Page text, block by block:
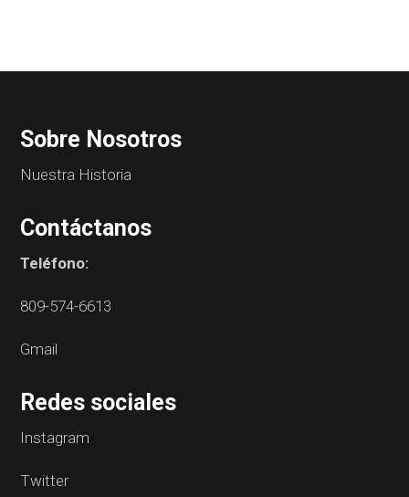
Sobre Nosotros
Nuestra Historia
Contáctanos
Teléfono:
809-574-6613
Gmail
Redes sociales
Instagram
Twitter